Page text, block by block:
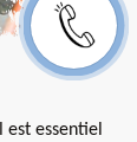
essentiel